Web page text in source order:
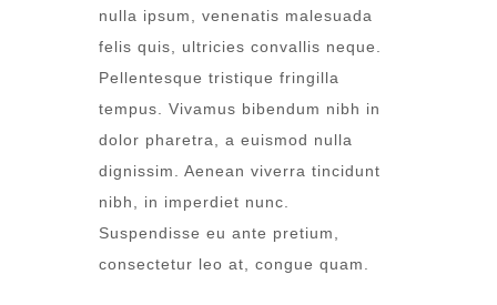
nulla ipsum, venenatis malesuada
felis quis, ultricies convallis neque.
Pellentesque tristique fringilla
tempus. Vivamus bibendum nibh in
dolor pharetra, a euismod nulla
dignissim. Aenean viverra tincidunt
nibh, in imperdiet nunc.
Suspendisse eu ante pretium,
consectetur leo at, congue quam.